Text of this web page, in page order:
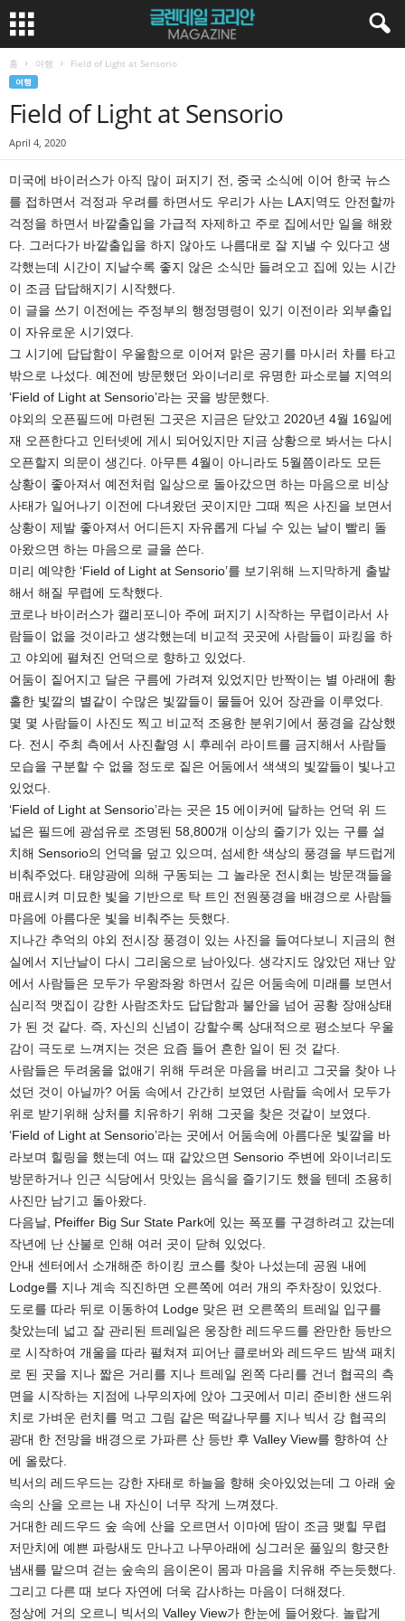
홈 여행 Field of Light at Sensorio
여행
Field of Light at Sensorio
April 4, 2020
미국에 바이러스가 아직 많이 퍼지기 전, 중국 소식에 이어 한국 뉴스
를 접하면서 걱정과 우려를 하면서도 우리가 사는 LA지역도 안전할까
걱정을 하면서 바깥출입을 가급적 자제하고 주로 집에서만 일을 해왔
다. 그러다가 바깥출입을 하지 않아도 나름대로 잘 지낼 수 있다고 생
각했는데 시간이 지날수록 좋지 않은 소식만 들려오고 집에 있는 시간
이 조금 답답해지기 시작했다.
이 글을 쓰기 이전에는 주정부의 행정명령이 있기 이전이라 외부출입
이 자유로운 시기였다.
그 시기에 답답함이 우울함으로 이어져 맑은 공기를 마시러 차를 타고
밖으로 나섰다. 예전에 방문했던 와이너리로 유명한 파소로블 지역의
‘Field of Light at Sensorio’라는 곳을 방문했다.
야외의 오픈필드에 마련된 그곳은 지금은 닫았고 2020년 4월 16일에
재 오픈한다고 인터넷에 게시 되어있지만 지금 상황으로 봐서는 다시
오픈할지 의문이 생긴다. 아무튼 4월이 아니라도 5월쯤이라도 모든
상황이 좋아져서 예전처럼 일상으로 돌아갔으면 하는 마음으로 비상
사태가 일어나기 이전에 다녀왔던 곳이지만 그때 찍은 사진을 보면서
상황이 제발 좋아져서 어디든지 자유롭게 다닐 수 있는 날이 빨리 돌
아왔으면 하는 마음으로 글을 쓴다.
미리 예약한 ‘Field of Light at Sensorio’를 보기위해 느지막하게 출발
해서 해질 무렵에 도착했다.
코로나 바이러스가 캘리포니아 주에 퍼지기 시작하는 무렵이라서 사
람들이 없을 것이라고 생각했는데 비교적 곳곳에 사람들이 파킹을 하
고 야외에 펼쳐진 언덕으로 향하고 있었다.
어둠이 짙어지고 달은 구름에 가려져 있었지만 반짝이는 별 아래에 황
홀한 빛깔의 별같이 수많은 빛깔들이 물들어 있어 장관을 이루었다.
몇 몇 사람들이 사진도 찍고 비교적 조용한 분위기에서 풍경을 감상했
다. 전시 주최 측에서 사진촬영 시 후레쉬 라이트를 금지해서 사람들
모습을 구분할 수 없을 정도로 짙은 어둠에서 색색의 빛깔들이 빛나고
있었다.
‘Field of Light at Sensorio’라는 곳은 15 에이커에 달하는 언덕 위 드
넓은 필드에 광섬유로 조명된 58,800개 이상의 줄기가 있는 구를 설
치해 Sensorio의 언덕을 덮고 있으며, 섬세한 색상의 풍경을 부드럽게
비춰주었다. 태양광에 의해 구동되는 그 놀라운 전시회는 방문객들을
매료시켜 미묘한 빛을 기반으로 탁 트인 전원풍경을 배경으로 사람들
마음에 아름다운 빛을 비춰주는 듯했다.
지나간 추억의 야외 전시장 풍경이 있는 사진을 들여다보니 지금의 현
실에서 지난날이 다시 그리움으로 남아있다. 생각지도 않았던 재난 앞
에서 사람들은 모두가 우왕좌왕 하면서 깊은 어둠속에 미래를 보면서
심리적 맷집이 강한 사람조차도 답답함과 불안을 넘어 공황 장애상태
가 된 것 같다. 즉, 자신의 신념이 강할수록 상대적으로 평소보다 우울
감이 극도로 느껴지는 것은 요즘 들어 흔한 일이 된 것 같다.
사람들은 두려움을 없애기 위해 두려운 마음을 버리고 그곳을 찾아 나
섰던 것이 아닐까? 어둠 속에서 간간히 보였던 사람들 속에서 모두가
위로 받기위해 상처를 치유하기 위해 그곳을 찾은 것같이 보였다.
‘Field of Light at Sensorio’라는 곳에서 어둠속에 아름다운 빛깔을 바
라보며 힐링을 했는데 여느 때 같았으면 Sensorio 주변에 와이너리도
방문하거나 인근 식당에서 맛있는 음식을 즐기기도 했을 텐데 조용히
사진만 남기고 돌아왔다.
다음날, Pfeiffer Big Sur State Park에 있는 폭포를 구경하려고 갔는데
작년에 난 산불로 인해 여러 곳이 닫혀 있었다.
안내 센터에서 소개해준 하이킹 코스를 찾아 나섰는데 공원 내에
Lodge를 지나 계속 직진하면 오른쪽에 여러 개의 주차장이 있었다.
도로를 따라 뒤로 이동하여 Lodge 맞은 편 오른쪽의 트레일 입구를
찾았는데 넓고 잘 관리된 트레일은 웅장한 레드우드를 완만한 등반으
로 시작하여 개울을 따라 펼쳐져 피어난 클로버와 레드우드 밤색 패치
로 된 곳을 지나 짧은 거리를 지나 트레일 왼쪽 다리를 건너 협곡의 측
면을 시작하는 지점에 나무의자에 앉아 그곳에서 미리 준비한 샌드위
치로 가벼운 런치를 먹고 그림 같은 떡갈나무를 지나 빅서 강 협곡의
광대 한 전망을 배경으로 가파른 산 등반 후 Valley View를 향하여 산
에 올랐다.
빅서의 레드우드는 강한 자태로 하늘을 향해 솟아있었는데 그 아래 숲
속의 산을 오르는 내 자신이 너무 작게 느껴졌다.
거대한 레드우드 숲 속에 산을 오르면서 이마에 땀이 조금 맺힐 무렵
저만치에 예쁜 파랑새도 만나고 나무아래에 싱그러운 풀잎의 향긋한
냄새를 맡으며 걷는 숲속의 음이온이 몸과 마음을 치유해 주는듯했다.
그리고 다른 때 보다 자연에 더욱 감사하는 마음이 더해졌다.
정상에 거의 오르니 빅서의 Valley View가 한눈에 들어왔다. 놀랍게